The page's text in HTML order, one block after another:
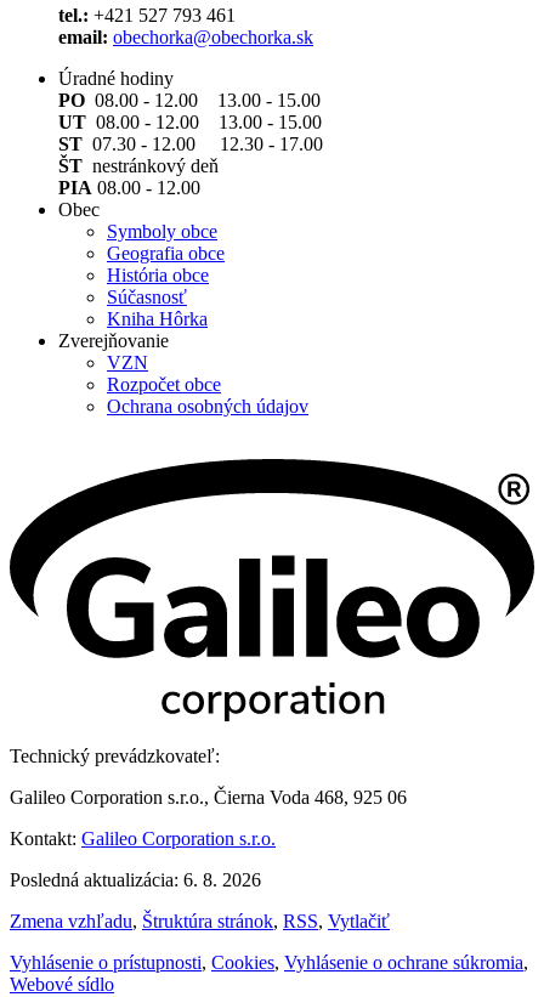
tel.: +421 527 793 461
email: obechorka@obechorka.sk
Úradné hodiny
PO 08.00 - 12.00 13.00 - 15.00
UT 08.00 - 12.00 13.00 - 15.00
ST 07.30 - 12.00 12.30 - 17.00
ŠT nestránkový deň
PIA 08.00 - 12.00
Obec
Symboly obce
Geografia obce
História obce
Súčasnosť
Kniha Hôrka
Zverejňovanie
VZN
Rozpočet obce
Ochrana osobných údajov
Technický prevádzkovateľ:
Galileo Corporation s.r.o., Čierna Voda 468, 925 06
Kontakt: Galileo Corporation s.r.o.
Posledná aktualizácia: 6. 8. 2026
Zmena vzhľadu, Štruktúra stránok, RSS, Vytlačiť
Vyhlásenie o prístupnosti, Cookies, Vyhlásenie o ochrane súkromia,
Webové sídlo